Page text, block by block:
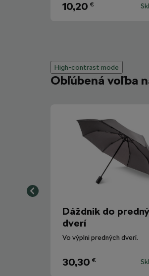
10,20 €
High-contrast mode
Obľúbená voľba
Dáždnik do
dverí
Vo výplni predných dverí.
30,30 €